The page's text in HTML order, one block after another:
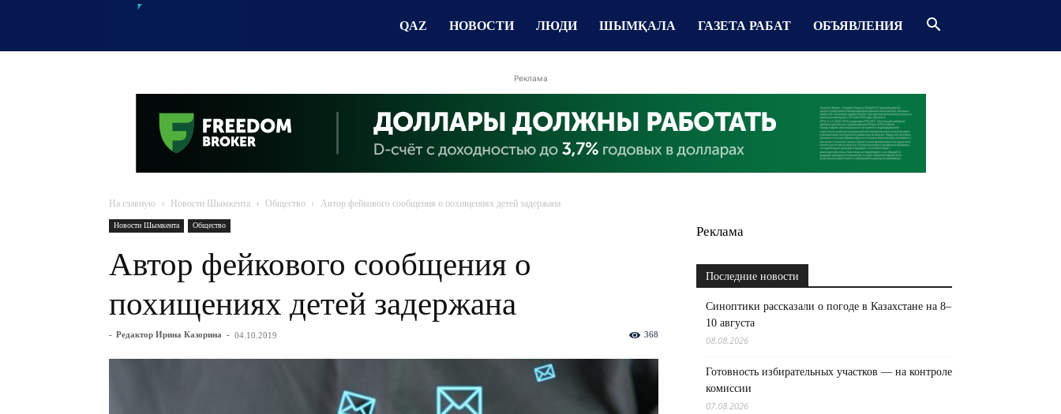
QAZ НОВОСТИ ЛЮДИ ШЫМҚАЛА ГАЗЕТА РАБАТ ОБЪЯВЛЕНИЯ
Реклама
На главную Новости Шымкента Общество Автор фейкового сообщения о похищениях детей задержана
Новости Шымкента Общество
Автор фейкового сообщения о
похищениях детей задержана
- Редактор Ирина Казорина - 04.10.2019 368
Реклама
Последние новости
Синоптики рассказали о погоде в Казахстане на 8–
10 августа
08.08.2026
Готовность избирательных участков — на контроле
комиссии
07.08.2026